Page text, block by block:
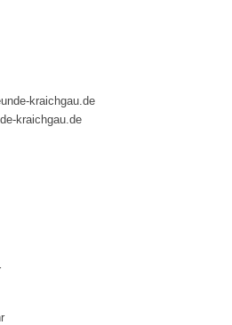
kraichgau.de
kraichgau.de